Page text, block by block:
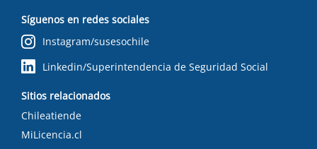
Síguenos en redes sociales
Instagram/susesochile
Linkedin/Superintendencia de Seguridad Social
Sitios relacionados
Chileatiende
MiLicencia.cl